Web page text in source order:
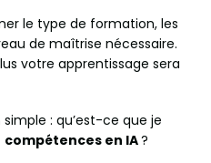
le type de formation, les
de maîtrise nécessaire.
votre apprentissage sera
: qu’est-ce que je
compétences en IA?